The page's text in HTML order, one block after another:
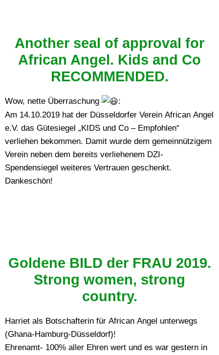
Another seal of approval for
African Angel. Kids and Co
RECOMMENDED.
Wow, nette Überraschung
:
Am 14.10.2019 hat der Düsseldorfer Verein African Angel
e.V. das Gütesiegel „KIDS und Co – Empfohlen“
verliehen bekommen. Damit wurde dem gemeinnützigem
Verein neben dem bereits verliehenem DZI-
Spendensiegel weiteres Vertrauen geschenkt.
Dankeschön!
Goldene BILD der FRAU 2019.
Strong women, strong
country.
Harriet als Botschafterin für African Angel unterwegs
(Ghana-Hamburg-Düsseldorf)!
Ehrenamt- 100% aller Ehren wert und es war gestern in